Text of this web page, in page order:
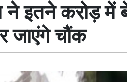
इतने करोड़ में
जाएंगे चौंक